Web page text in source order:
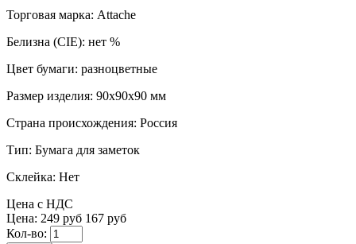
Торговая марка: Attache
Белизна (CIE): нет %
Цвет бумаги: разноцветные
Размер изделия: 90x90x90 мм
Страна происхождения: Россия
Тип: Бумага для заметок
Склейка: Нет
Цена с НДС
Цена: 249 руб 167 руб
Кол-во: